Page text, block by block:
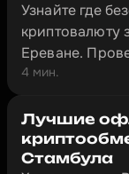
за 10–20
Узнайте где
криптовалюту
Ереване.
пошаговая
4 мин.
Лучшие
Стамбула